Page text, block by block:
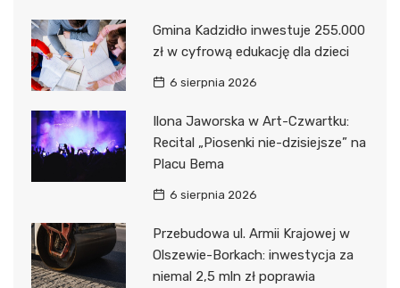
Gmina Kadzidło inwestuje 255.000
zł w cyfrową edukację dla dzieci
6 sierpnia 2026
Ilona Jaworska w Art-Czwartku:
Recital „Piosenki nie-dzisiejsze” na
Placu Bema
6 sierpnia 2026
Przebudowa ul. Armii Krajowej w
Olszewie-Borkach: inwestycja za
niemal 2,5 mln zł poprawia